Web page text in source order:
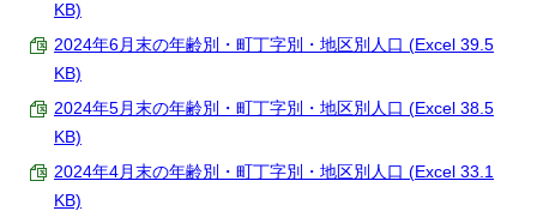
KB)
2024年6月末の年齢別・町丁字別・地区別人口 (Excel 39.5
KB)
2024年5月末の年齢別・町丁字別・地区別人口 (Excel 38.5
KB)
2024年4月末の年齢別・町丁字別・地区別人口 (Excel 33.1
KB)